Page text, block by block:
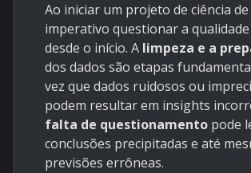
Ao iniciar um projeto de ciência de
imperativo questionar a
desde o início. A limpeza e a
dos dados são etapas
vez que dados ruidosos ou
podem resultar em insights
falta de questionamento pode
conclusões precipitadas e até
previsões errôneas.